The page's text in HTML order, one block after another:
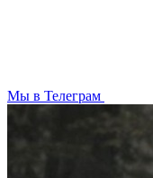
Мы в Телеграм